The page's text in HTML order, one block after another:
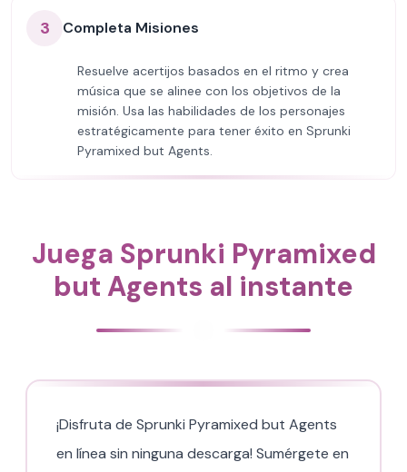
3 Completa Misiones
Resuelve acertijos basados en el ritmo y crea
música que se alinee con los objetivos de la
misión. Usa las habilidades de los personajes
estratégicamente para tener éxito en Sprunki
Pyramixed but Agents.
Juega Sprunki Pyramixed
but Agents al instante
¡Disfruta de Sprunki Pyramixed but Agents
en línea sin ninguna descarga! Sumérgete en